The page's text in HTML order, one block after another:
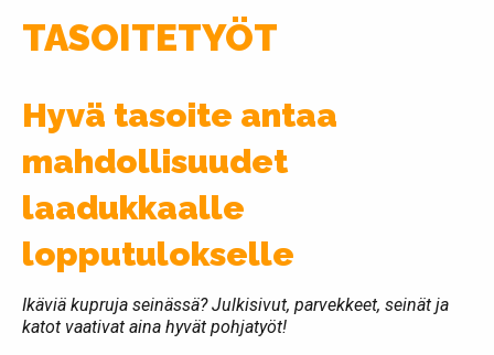
TASOITETYÖT
Hyvä tasoite antaa
mahdollisuudet
laadukkaalle
lopputulokselle
Ikäviä kupruja seinässä? Julkisivut, parvekkeet, seinät ja
katot vaativat aina hyvät pohjatyöt!